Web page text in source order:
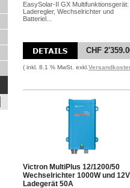
EasySolar-II GX Multifunktionsgerät:
Laderegler, Wechselrichter und
Batteriel...
CHF
( inkl. 8.1 % MwSt. exkl.
Victron MultiPlus 12/1200/50
Wechselrichter 1000W und 12V
Ladegerät 50A